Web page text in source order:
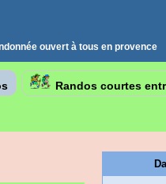
ouvert à tous en provence
Randos courtes